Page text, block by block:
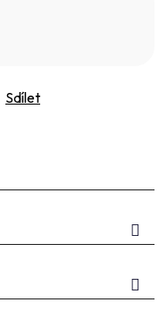
Sdílet